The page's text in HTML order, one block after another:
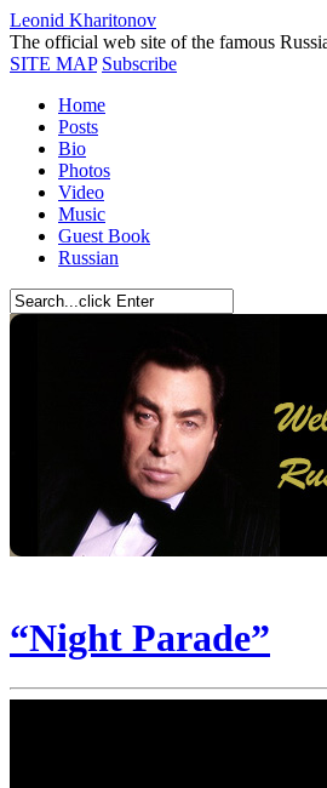
Leonid Kharitonov
The official web site of the famous
SITE MAP Subscribe
Home
Posts
Bio
Photos
Video
Music
Guest Book
Russian
“Night Parade”